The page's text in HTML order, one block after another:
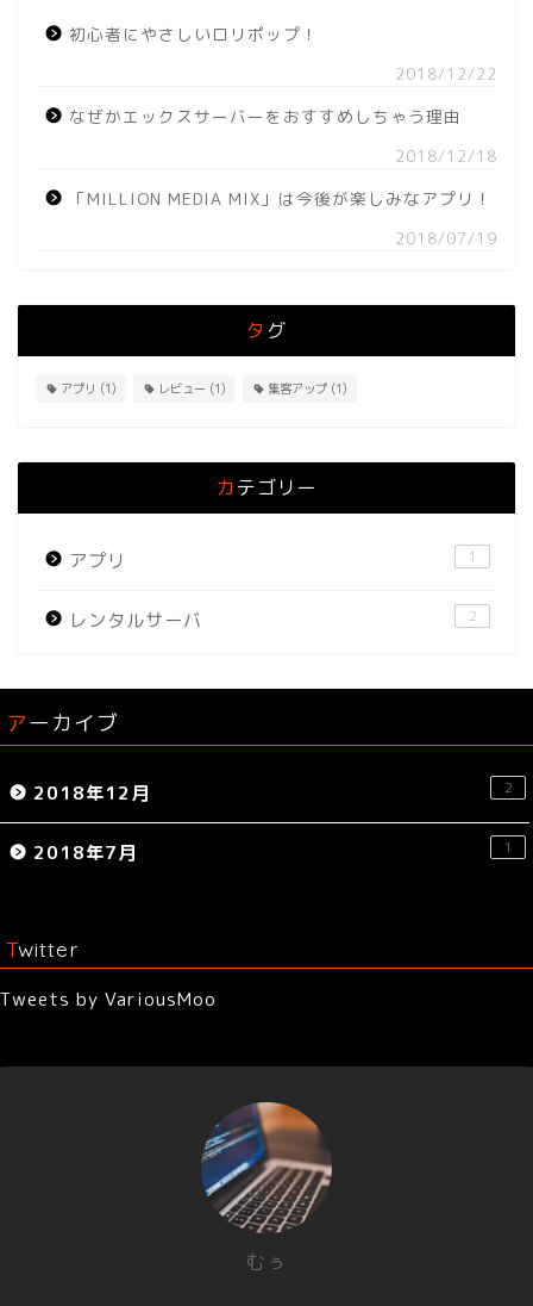
初心者にやさしいロリポップ！
2018/12/22
なぜかエックスサーバーをおすすめしちゃう理由
2018/12/18
「MILLION MEDIA MIX」は今後が楽しみなアプリ！
2018/07/19
タグ
アプリ (1) レビュー (1) 集客アップ (1)
カテゴリー
アプリ 1
レンタルサーバ 2
アーカイブ
2018年12月 2
2018年7月 1
Twitter
Tweets by VariousMoo
むぅ